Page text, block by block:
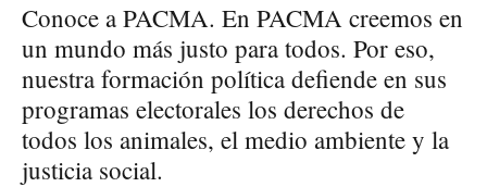
Conoce a PACMA. En PACMA creemos en
un mundo más justo para todos. Por eso,
nuestra formación política defiende en sus
programas electorales los derechos de
todos los animales, el medio ambiente y la
justicia social.